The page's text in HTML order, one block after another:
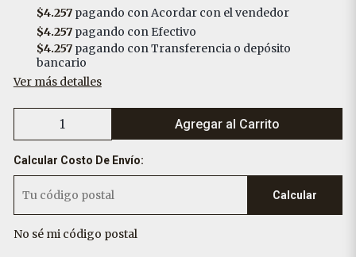
$4.257pagando con Acordar con el vendedor
$4.257pagando con Efectivo
$4.257pagando con Transferencia o depósito
bancario
Ver más detalles
Agregar al Carrito
Calcular Costo De Envío:
Calcular
No sé mi código postal